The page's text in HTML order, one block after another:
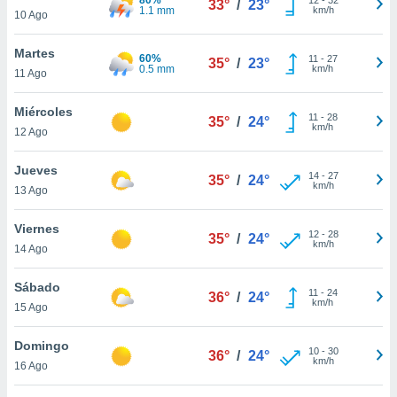
más
nuestra
y
de
disponible
cookies
aceptar
10 Ago
1.1 mm
33° / 23°
km/h
Martes
11 Ago
60%
0.5 mm
35° / 23° 11 - 27
km/h
Miércoles
12 Ago
35° / 24° 11 - 28
km/h
Jueves
13 Ago
35° / 24° 14- 27
km/h
Viernes
14 Ago
35° / 24° 12- 28
km/h
Sábado
15 Ago
36° / 24° 11 - 24
km/h
Domingo
16 Ago
36° / 24° 10- 30
km/h